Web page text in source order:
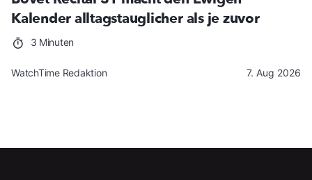
Kalender alltagstauglicher als je zuvor
3 Minuten
WatchTime Redaktion 7. Aug 2026